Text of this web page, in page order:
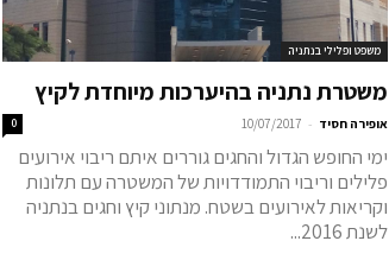
משפט ופלילי בנתניה
משטרת נתניה בהיערכות מיוחדת לקיץ
אופירה חסיד -
10/07/2017
0
ימי החופש הגדול והחגים גוררים איתם ריבוי אירועים
פלילים וריבוי התמודדויות של המשטרה עם תלונות
וקריאות לאירועים בשטח. מנתוני קיץ וחגים בנתניה
לשנת 2016...